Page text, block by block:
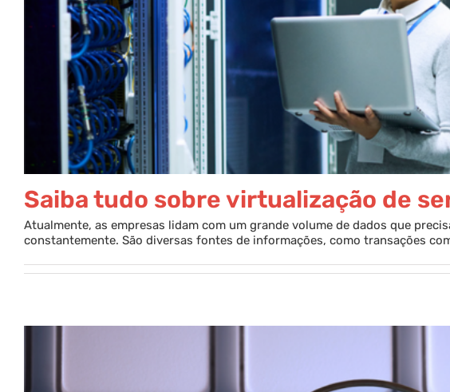
Saiba tudo sobre virtualização de
Atualmente, as empresas lidam com um grande volume de dados que
constantemente. São diversas fontes de informações, como transações